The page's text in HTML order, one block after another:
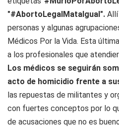
"#AbortoLegalMataIgual". Allí
personas y algunas
Médicos Por la Vida. Esta
a los profesionales que
Los médicos se seguirán
acto de homicidio frente a
las repuestas de militantes y
con fuertes conceptos por lo
de acusaciones que no es